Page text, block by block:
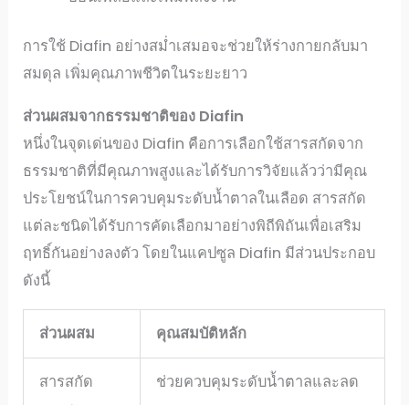
การใช้ Diafin อย่างสม่ำเสมอจะช่วยให้ร่างกายกลับมา
สมดุล เพิ่มคุณภาพชีวิตในระยะยาว
ส่วนผสมจากธรรมชาติของ Diafin
หนึ่งในจุดเด่นของ Diafin คือการเลือกใช้สารสกัดจาก
ธรรมชาติที่มีคุณภาพสูงและได้รับการวิจัยแล้วว่ามีคุณ
ประโยชน์ในการควบคุมระดับน้ำตาลในเลือด สารสกัด
แต่ละชนิดได้รับการคัดเลือกมาอย่างพิถีพิถันเพื่อเสริม
ฤทธิ์กันอย่างลงตัว โดยในแคปซูล Diafin มีส่วนประกอบ
ดังนี้
ส่วนผสม คุณสมบัติหลัก
สารสกัด
ช่วยควบคุมระดับน้ำตาลและลด